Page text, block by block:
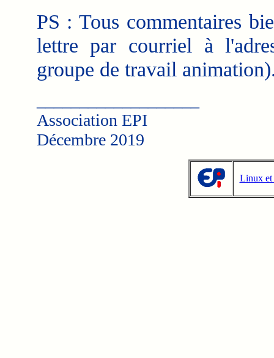
PS : Tous commentaires
lettre par courriel à
groupe de travail
Association EPI
Décembre 2019
Linux et